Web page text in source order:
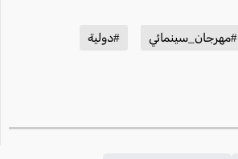
#مهرجان_سينمائي
#دولية